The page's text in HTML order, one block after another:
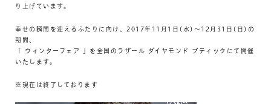
り上げています。
幸せの瞬間を迎えるふたりに向け、2017年11月1日(水)～12月31日(日)の
期間、
「 ウィンターフェア 」を全国のラザール ダイヤモンド ブティックにて開催
いたします。
※現在は終了しております